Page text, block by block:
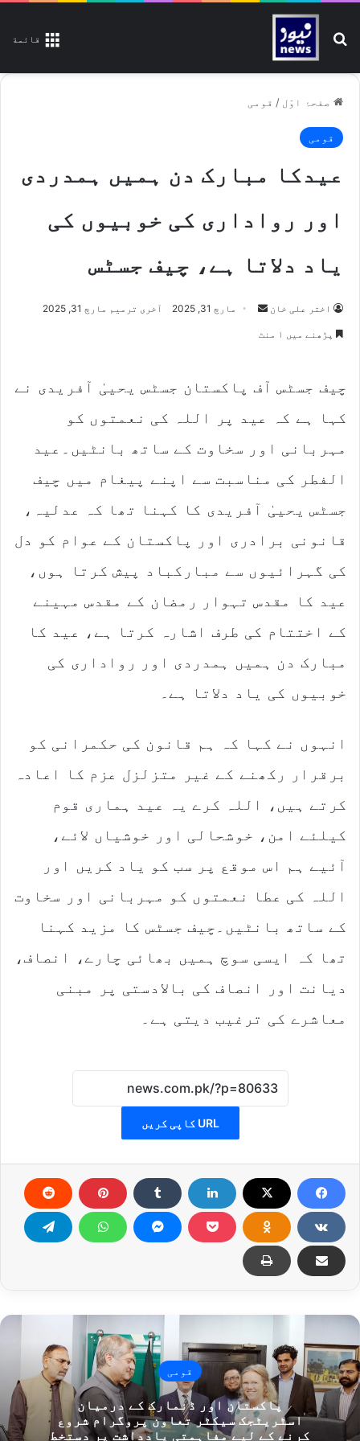
قائمة تلاش کیجیے
صفحۂ اوّل / قومی
قومی
عیدکا مبارک دن ہمیں ہمدردی
اور رواداری کی خوبیوں کی
یاد دلاتا ہے، چیف جسٹس
اختر علی خان
e
i
l
مارچ 31, 2025 آخری ترمیم مارچ 31, 2025
پڑھنے میں ۱ منٹ
چیف جسٹس آف پاکستان جسٹس یحییٰ آفریدی نے
کہا ہے کہ عید پر اللہ کی نعمتوں کو
مہربانی اور سخاوت کے ساتھ بانٹیں۔عید
الفطر کی مناسبت سے اپنے پیغام میں چیف
جسٹس یحییٰ آفریدی کا کہنا تھا کہ عدلیہ،
قانونی برادری اور پاکستان کے عوام کو دل
کی گہرائیوں سے مبارکباد پیش کرتا ہوں،
عید کا مقدس تہوار رمضان کے مقدس مہینے
کے اختتام کی طرف اشارہ کرتا ہے، عید کا
مبارک دن ہمیں ہمدردی اور رواداری کی
خوبیوں کی یاد دلاتا ہے۔
انہوں نے کہا کہ ہم قانون کی حکمرانی کو
برقرار رکھنے کے غیر متزلزل عزم کا اعادہ
کرتے ہیں، اللہ کرے یہ عید ہماری قوم
کیلئے امن، خوشحالی اور خوشیاں لائے،
آئیے ہم اس موقع پر سب کو یاد کریں اور
اللہ کی عطا نعمتوں کو مہربانی اور سخاوت
کے ساتھ بانٹیں۔چیف جسٹس کا مزید کہنا
تھا کہ ایسی سوچ ہمیں بھائی چارے، انصاف،
دیانت اور انصاف کی بالادستی پر مبنی
معاشرے کی ترغیب دیتی ہے۔
URL کاپی کریں
قومی
پاکستان اور ڈنمارک کے درمیان
اسٹریٹجک سیکٹر تعاون پروگرام شروع
کرنے کے لیے مفاہمتی یادداشت پر دستخط